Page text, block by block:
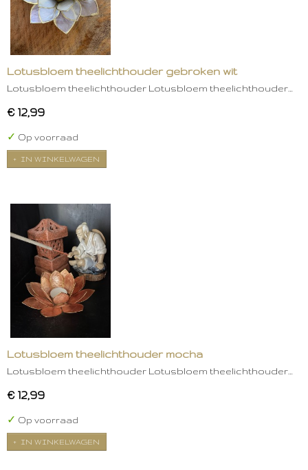
Lotusbloem theelichthouder gebroken wit
Lotusbloem theelichthouder Lotusbloem theelichthouder…
€ 12,99
✓ Op voorraad
IN WINKELWAGEN
Lotusbloem theelichthouder mocha
Lotusbloem theelichthouder Lotusbloem theelichthouder…
€ 12,99
✓ Op voorraad
IN WINKELWAGEN